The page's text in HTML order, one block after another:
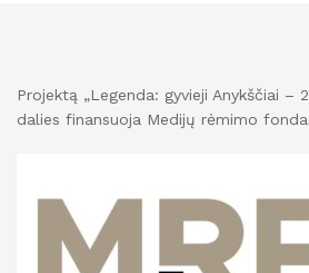
Projektą „Legenda: gyvieji Anykščiai –
dalies finansuoja Medijų rėmimo